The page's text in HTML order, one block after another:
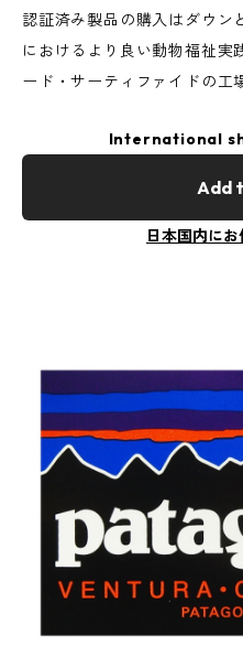
認証済み製品の購入はダウン
におけるより良い動物福祉実
ード・サーティファイドの工
International
Add
日本国内に